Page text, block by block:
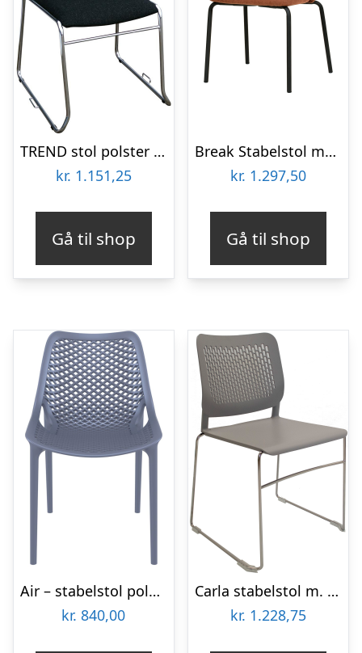
TREND stol polster m/kobling
kr. 1.151,25
Gå til shop
Break Stabelstol m/polster – Rødbrun
kr. 1.297,50
Gå til shop
Air – stabelstol polypropylen – Mørkegrå
kr. 840,00
Carla stabelstol m. meder – Lys-grå
kr. 1.228,75